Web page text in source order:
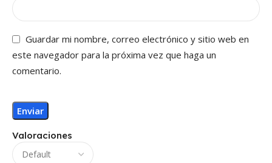
Valoraciones
Guardar mi nombre, correo electrónico y sitio web en
este navegador para la próxima vez que haga un
comentario.